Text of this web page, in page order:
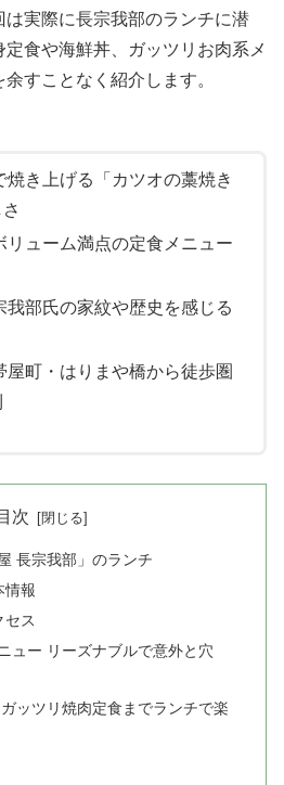
実際に長宗我部のランチに潜
食や海鮮丼、ガッツリお肉系メ
すことなく紹介します。
焼き上げる「カツオの藁焼き
リューム満点の定食メニュー
我部氏の家紋や歴史を感じる
屋町・はりまや橋から徒歩圏
次
長宗我部」のランチ
情報
セス
ュー リーズナブルで意外と穴
ッツリ焼肉定食までランチで楽